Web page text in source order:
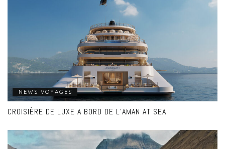
NEWS VOYAGES
CROISIÈRE DE LUXE A BORD DE L’AMAN AT SEA